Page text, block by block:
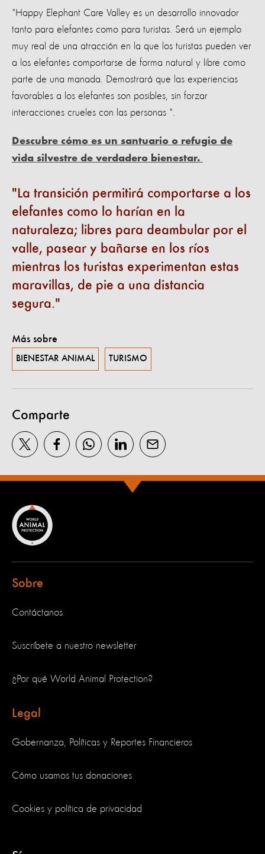
"Happy Elephant Care Valley es un desarrollo innovador
tanto para elefantes como para turistas. Será un ejemplo
muy real de una atracción en la que los turistas pueden ver
a los elefantes comportarse de forma natural y libre como
parte de una manada. Demostrará que las experiencias
favorables a los elefantes son posibles, sin forzar
interacciones crueles con las personas ".
Descubre cómo es un santuario o refugio de
vida silvestre de verdadero bienestar.
La transición permitirá comportarse a los
elefantes como lo harían en la
naturaleza; libres para deambular por el
valle, pasear y bañarse en los ríos
mientras los turistas experimentan estas
maravillas, de pie a una distancia
segura.
Más sobre
BIENESTAR ANIMAL TURISMO
Comparte
Sobre
Contáctanos
Suscríbete a nuestro newsletter
¿Por qué World Animal Protection?
Legal
Gobernanza, Políticas y Reportes Financieros
Cómo usamos tus donaciones
Cookies y política de privacidad